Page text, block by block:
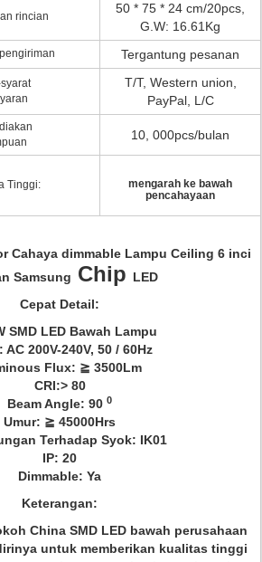
rincian
50 * 75 * 24 cm/20pcs,
G.W: 16.61Kg
Tergantung pesanan
T/T, Western union,
PayPal, L/C
10, 000pcs/bulan
Tinggi:
mengarah ke bawah
pencahayaan
Cahaya dimmable Lampu Ceiling 6 inci
Samsung Chip LED
Cepat Detail:
SMD LED Bawah Lampu
AC 200V-240V, 50 / 60Hz
Flux: ≧ 3500Lm
CRI:> 80
Beam Angle: 90 0
Umur: ≧ 45000Hrs
Terhadap Syok: IK01
IP: 20
Dimmable: Ya
Keterangan:
China SMD LED bawah perusahaan
untuk memberikan kualitas tinggi